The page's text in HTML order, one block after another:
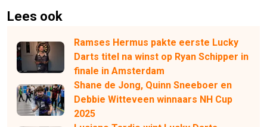
Lees ook
Ramses Hermus pakte eerste Lucky
Darts titel na winst op Ryan Schipper in
finale in Amsterdam
Shane de Jong, Quinn Sneeboer en
Debbie Witteveen winnaars NH Cup
2025